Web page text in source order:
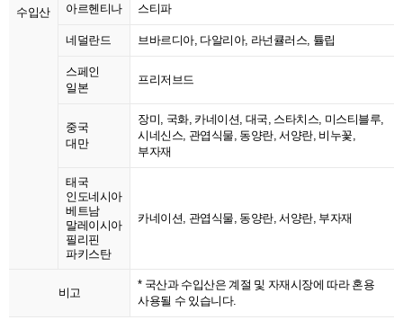
수입산 아르헨티나 스티파
네덜란드 브바르디아, 다알리아, 라넌큘러스, 튤립
스페인
일본
프리저브드
중국
대만
장미, 국화, 카네이션, 대국, 스타치스, 미스티블루,
시네신스, 관엽식물, 동양란, 서양란, 비누꽃,
부자재
태국
인도네시아
베트남
말레이시아
필리핀
파키스탄
카네이션, 관엽식물, 동양란, 서양란, 부자재
비고
* 국산과 수입산은 계절 및 자재시장에 따라 혼용
사용될 수 있습니다.